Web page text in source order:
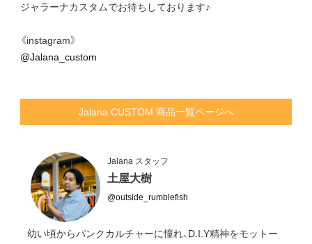
ジャラーナカスタムでお待ちしております♪
《instagram》
@Jalana_custom
Jalana CUSTOM 商品一覧ページへ
Jalana スタッフ
土屋大樹
@outside_rumblefish
幼い頃からパンクカルチャーに憧れ、D.I.Y精神をモットー